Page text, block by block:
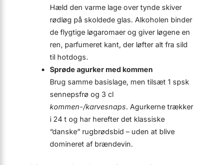
Hæld den varme lage over tynde skiver
rødløg på skoldede glas. Alkoholen binder
de flygtige løgaromaer og giver løgene en
ren, parfumeret kant, der løfter alt fra sild
til hotdogs.
Sprøde agurker med kommen
Brug samme basislage, men tilsæt 1 spsk
sennepsfrø og 3 cl
kommen-/karvesnaps. Agurkerne trækker
i 24 t og har herefter det klassiske
“danske” rugbrødsbid – uden at blive
domineret af brændevin.